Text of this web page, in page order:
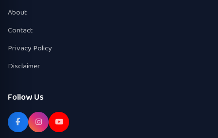
About
Contact
Privacy Policy
Disclaimer
Follow Us